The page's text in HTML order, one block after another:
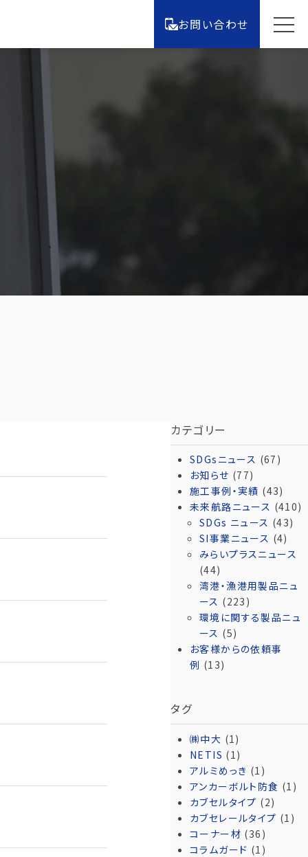
お問い合わせ
カテゴリー
SDGsニュース (67)
お知らせ (77)
施工事例・実績 (43)
未来航路ニュース (410)
SDGs ニュース (43)
SI事業ニュース (4)
みらいプラスニュース
(44)
湾港・漁港用製品ニュ
ース (223)
環境に関する製品ニュ
ース (5)
お客様からの依頼事
例 (13)
タグ
㈱中大 (1)
NETIS (1)
アルミめっき (1)
アンカーボルト防食 (1)
カブセルタイプ (2)
カブセレールタイプ (1)
コーナー材 (36)
コラムガード (1)